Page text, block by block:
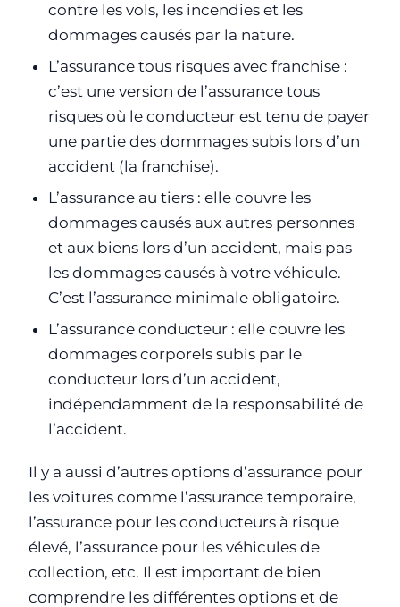
contre les vols, les incendies et les
dommages causés par la nature.
L’assurance tous risques avec franchise :
c’est une version de l’assurance tous
risques où le conducteur est tenu de payer
une partie des dommages subis lors d’un
accident (la franchise).
L’assurance au tiers : elle couvre les
dommages causés aux autres personnes
et aux biens lors d’un accident, mais pas
les dommages causés à votre véhicule.
C’est l’assurance minimale obligatoire.
L’assurance conducteur : elle couvre les
dommages corporels subis par le
conducteur lors d’un accident,
indépendamment de la responsabilité de
l’accident.
Il y a aussi d’autres options d’assurance pour
les voitures comme l’assurance temporaire,
l’assurance pour les conducteurs à risque
élevé, l’assurance pour les véhicules de
collection, etc. Il est important de bien
comprendre les différentes options et de